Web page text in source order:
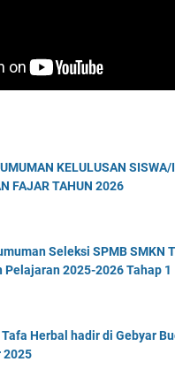
KELULUSAN SISWA/
FAJAR TAHUN 2026
Seleksi SPMB SMKN
Pelajaran 2025-2026 Tahap 1
Herbal hadir di Gebyar
2025